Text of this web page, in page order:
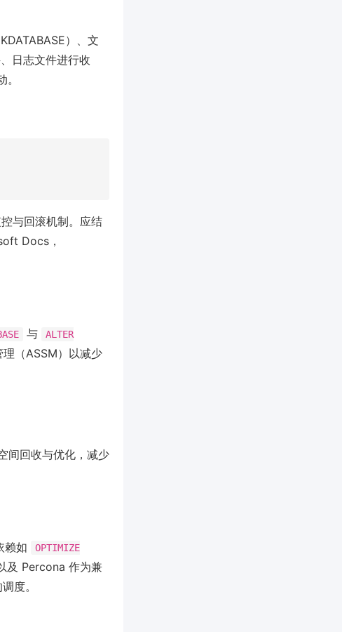
）、文
日志文件进行收
与回滚机制。应结
Docs，
与
ALTER
（ASSM）以减少
间回收与优化，减少
赖如
OPTIMIZE
及 Percona 作为兼
度。